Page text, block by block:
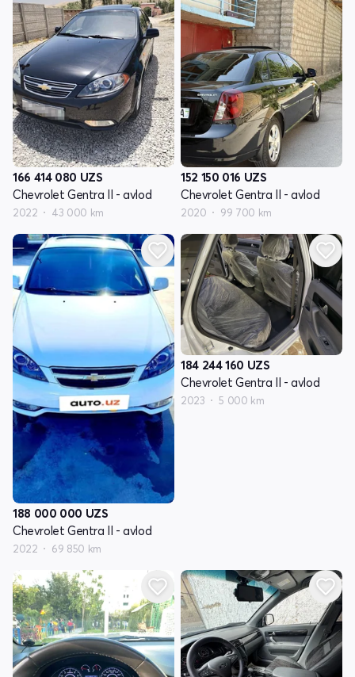
166 414 080 UZS
Chevrolet Gentra II - avlod
2022 43 000 km
152 150 016 UZS
Chevrolet Gentra II - avlod
2020 99 700 km
188 000 000 UZS
Chevrolet Gentra II - avlod
2022 69 850 km
184 244 160 UZS
Chevrolet Gentra II - avlod
2023 5 000 km